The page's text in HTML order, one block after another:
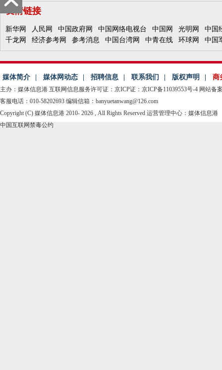
友情链接
新华网 人民网 中国政府网 中国网络电视台 中国网 光明网
中国
千龙网
经济参考网 参考消息 中国台湾网 中青在线 环球网 中国
媒体简介 媒体网动态 招聘信息 联系我们 版权声明 商
主办：媒体信息港 互联网信息服务许可证：京ICP证：京ICP备11039553号-4 网站备
客服电话：010-58202693 编辑信箱：banyuetanwang@126.com
Copyright (C) 媒体信息港 2010- 2026 , All Rights Reserved 运营管理中心：媒体信息港
中国互联网禁毒公约